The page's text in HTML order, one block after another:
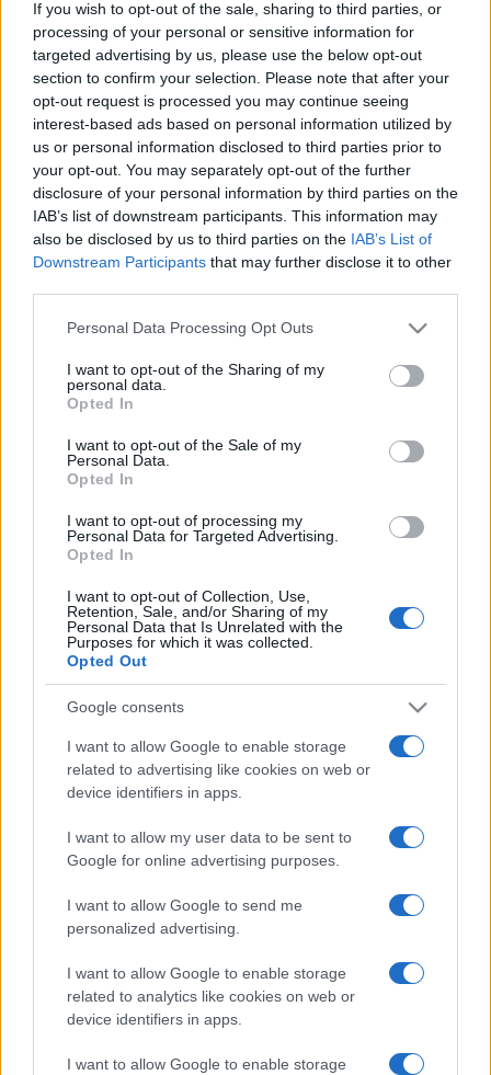
If you wish to opt-out of the sale, sharing to third parties, or
processing of your personal or sensitive information for
targeted advertising by us, please use the below opt-out
section to confirm your selection. Please note that after your
opt-out request is processed you may continue seeing
interest-based ads based on personal information utilized by
us or personal information disclosed to third parties prior to
your opt-out. You may separately opt-out of the further
disclosure of your personal information by third parties on the
IAB’s list of downstream participants. This information may
also be disclosed by us to third parties on the IAB’s List of
Downstream Participants that may further disclose it to other
Please note that this website/app uses one or more Google
not limited to your visit or usage behaviour. You may click to
grant or deny consent to Google and its third-party tags to
use your data for below specified purposes in below Google
consent section.
Personal Data Processing Opt Outs
I want to opt-out of the Sharing of my
personal data.
Opted In
I want to opt-out of the Sale of my
Personal Data.
Opted In
I want to opt-out of processing my
Personal Data for Targeted Advertising.
Opted In
I want to opt-out of Collection, Use,
Retention, Sale, and/or Sharing of my
Personal Data that Is Unrelated with the
Purposes for which it was collected.
Opted Out
Google consents
I want to allow Google to enable storage
related to advertising like cookies on web or
device identifiers in apps.
I want to allow my user data to be sent to
Google for online advertising purposes.
I want to allow Google to send me
personalized advertising.
I want to allow Google to enable storage
related to analytics like cookies on web or
device identifiers in apps.
I want to allow Google to enable storage
munkatársai, dr. Vinzenz Brinkmann és felesége, Ulrike Koch-
Brinkmann, akik már több olyan ókori szobornak is
elkészítették a színhű másolatát, amelyeknél bizonyítékokat
találtak a főleg növényi és ásványi eredetű festékek
használatára.
Ők közreműködtek a New York-i Metropolitan Museum of
Art július 5-én megnyíltChroma: Ókori szobrok színesben
című kiállításának létrehozásában is. Támaszkodva a
származó 40 műtárgyat választottak ki, hogy az ókori
mesterek sokszínűségét bizonyítsák.
A kutatócsapat 14 görög és római
szobor évezredekkel ezelőtti
színpompáját rekonstruálta – mellettük
szinte csupasznak hatnak a vakítóan
fehér márvány eredetik.
A New York-i tárlat amellett, hogy bemutatja az ókori
művészek által alkalmazott technikákat és anyagokat, a
csúcstechnológia segítségével azonosítja a több ezer évvel
ezelőtt használt színeket, megvizsgálja az egyes árnyalatok
korabeli jelentését, és arra is választ keres, hogy a későbbi
korok hogyan tekintettek a polikrómiára, azaz a
nézegethetik a műalkotásokat: egy kiterjesztettvalóság-
alkalmazás segítségével virtuálisan elkészíthetik a
múzeumban megtalálható szfinx eredeti, színes verzióját,
részt vehetnek egy háromdimenziós kincsvadászatban, az
arcfilterrel pedig mindenki „megszoborhatja” a maga ókori
képmását.
Max Hollein, a múzeum igazgatója szerint